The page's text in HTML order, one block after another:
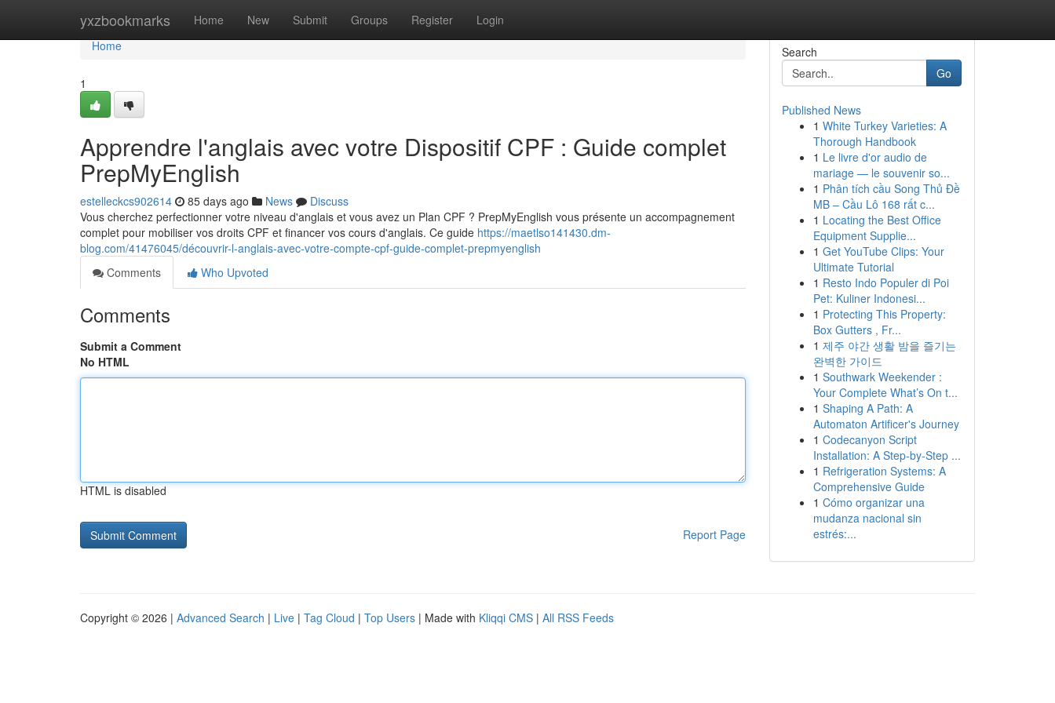
yxzbookmarks Home New Submit Groups Register Login
Home
Home
1
Apprendre l'anglais avec votre Dispositif CPF : Guide complet
PrepMyEnglish
estelleckcs902614 85 days ago News
Discuss
Vous cherchez perfectionner votre niveau d'anglais et vous avez un Plan CPF ? PrepMyEnglish vous présente un accompagnement
complet pour mobiliser vos droits CPF et financer vos cours d'anglais. Ce guide https://maetlso141430.dm-
blog.com/41476045/découvrir-l-anglais-avec-votre-compte-cpf-guide-complet-prepmyenglish
Comments
Who Upvoted
Comments
Submit a Comment
No HTML
HTML is disabled
Report Page
Search
Go
Published News
1 White Turkey Varieties: A
Thorough Handbook
1 Le livre d'or audio de
mariage — le souvenir so...
1 Phân tích cầu Song Thủ Đề
MB – Cầu Lô 168 rất c...
1 Locating the Best Office
Equipment Supplie...
1 Get YouTube Clips: Your
Ultimate Tutorial
1 Resto Indo Populer di Poi
Pet: Kuliner Indonesi...
1 Protecting This Property:
Box Gutters , Fr...
1 제주 야간 생활 밤을 즐기는
완벽한 가이드
1 Southwark Weekender :
Your Complete What’s On t...
1 Shaping A Path: A
Automaton Artificer's Journey
1 Codecanyon Script
Installation: A Step-by-Step ...
1 Refrigeration Systems: A
Comprehensive Guide
1 Cómo organizar una
mudanza nacional sin
estrés:...
Copyright © 2026 | Advanced Search | Live | Tag Cloud | Top Users | Made with Kliqqi CMS | All RSS Feeds